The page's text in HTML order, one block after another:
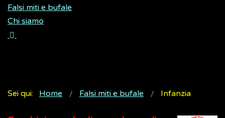
Falsi miti e bufale
Chi siamo
Sei qui: Home Falsi miti e bufale Infanzia